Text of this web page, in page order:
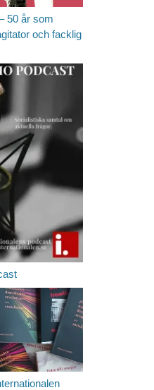
50 år som
och facklig